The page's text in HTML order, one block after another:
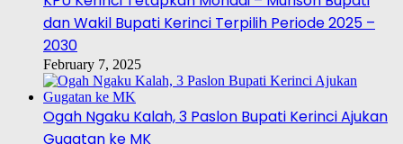
dan Wakil Bupati Kerinci Terpilih Periode 2025 –
2030
February 7, 2025
Ogah Ngaku Kalah, 3 Paslon Bupati Kerinci Ajukan
Gugatan ke MK